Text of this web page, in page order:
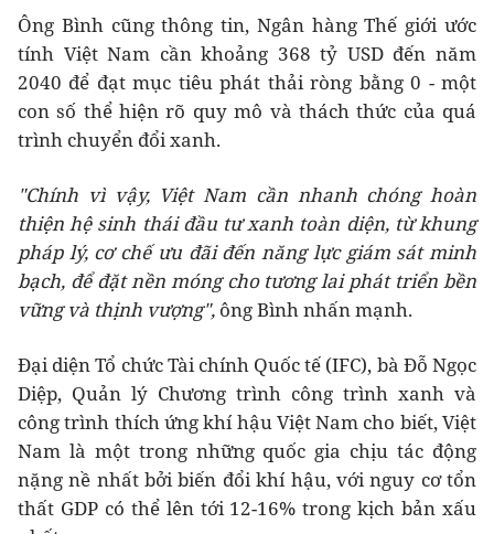
Ông Bình cũng thông tin, Ngân hàng Thế giới ước
tính Việt Nam cần khoảng 368 tỷ USD đến năm
2040 để đạt mục tiêu phát thải ròng bằng 0 - một
con số thể hiện rõ quy mô và thách thức của quá
trình chuyển đổi xanh.
"Chính vì vậy, Việt Nam cần nhanh chóng hoàn
thiện hệ sinh thái đầu tư xanh toàn diện,từ khung
pháp lý, cơ chế ưu đãi đến năng lực giám sát minh
bạch, để đặt nền móng cho tương lai phát triển bền
vững và thịnh vượng", ông Bình nhấn mạnh.
Đại diện Tổ chức Tài chính Quốc tế (IFC), bà Đỗ Ngọc
Diệp, Quản lý Chương trình công trình xanh và
công trình thích ứng khí hậu Việt Nam cho biết, Việt
Nam là một trong những quốc gia chịu tác động
nặng nề nhất bởi biến đổi khí hậu, với nguy cơ tổn
thất GDP có thể lên tới 12-16% trong kịch bản xấu